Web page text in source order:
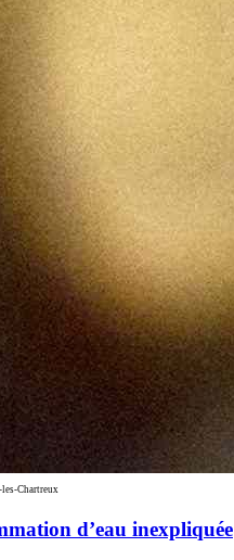
les-Chartreux
d’eau inexpliquée